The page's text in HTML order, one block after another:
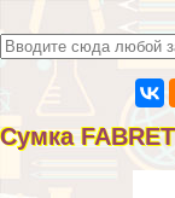
Сумка